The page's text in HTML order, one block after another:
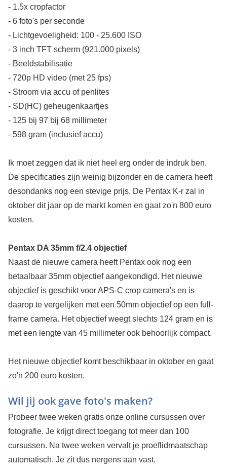
- 1.5x cropfactor
- 6 foto's per seconde
- Lichtgevoeligheid: 100 - 25.600 ISO
- 3 inch TFT scherm (921.000 pixels)
- Beeldstabilisatie
- 720p HD video (met 25 fps)
- Stroom via accu of penlites
- SD(HC) geheugenkaartjes
- 125 bij 97 bij 68 millimeter
- 598 gram (inclusief accu)
Ik moet zeggen dat ik niet heel erg onder de indruk ben.
De specificaties zijn weinig bijzonder en de camera heeft
desondanks nog een stevige prijs. De Pentax K-r zal in
oktober dit jaar op de markt komen en gaat zo'n 800 euro
kosten.
Pentax DA 35mm f/2.4 objectief
Naast de nieuwe camera heeft Pentax ook nog een
betaalbaar 35mm objectief aangekondigd. Het nieuwe
objectief is geschikt voor APS-C crop camera's en is
daarop te vergelijken met een 50mm objectief op een full-
frame camera. Het objectief weegt slechts 124 gram en is
met een lengte van 45 millimeter ook behoorlijk compact.
Het nieuwe objectief komt beschikbaar in oktober en gaat
zo'n 200 euro kosten.
Wil jij ook gave foto's maken?
Probeer twee weken gratis onze online cursussen over
fotografie. Je krijgt direct toegang tot meer dan 100
cursussen. Na twee weken vervalt je proeflidmaatschap
automatisch. Je zit dus nergens aan vast.